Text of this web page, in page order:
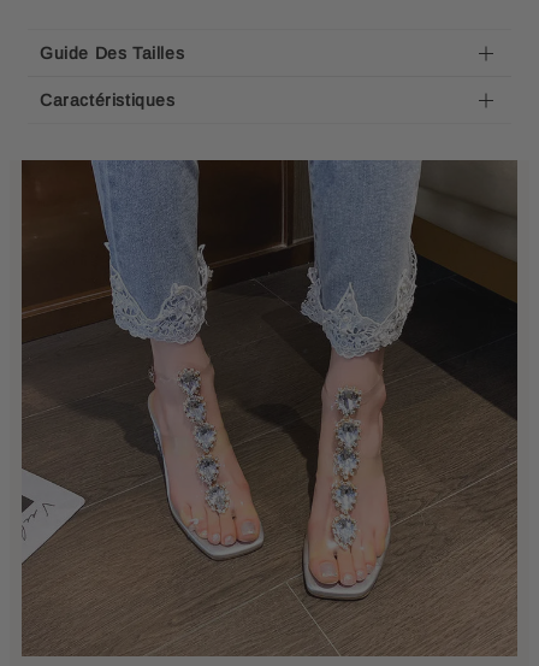
Guide Des Tailles
Caractéristiques